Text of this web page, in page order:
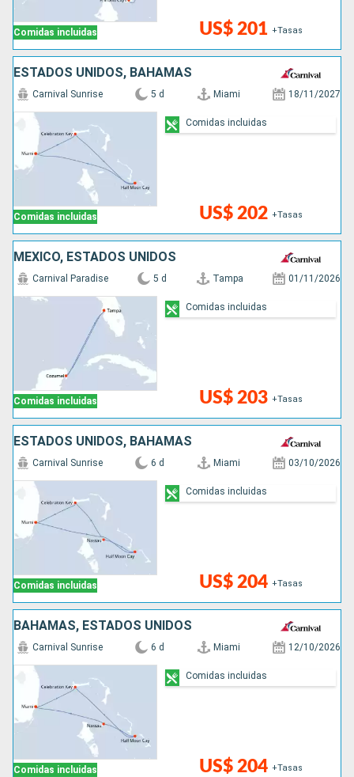
Comidas incluidas US$ 201 +Tasas
ESTADOS UNIDOS, BAHAMAS
Comidas incluidas
Carnival Sunrise 5 d Miami 18/11/2027
US$ 202 +Tasas
Comidas incluidas
MÉXICO, ESTADOS UNIDOS
Comidas incluidas
Carnival Paradise 5 d Tampa 01/11/2026
US$ 203 +Tasas
Comidas incluidas
ESTADOS UNIDOS, BAHAMAS
Comidas incluidas
Carnival Sunrise 6 d Miami 03/10/2026
US$ 204 +Tasas
Comidas incluidas
BAHAMAS, ESTADOS UNIDOS
Comidas incluidas
Carnival Sunrise 6 d Miami 12/10/2026
US$ 204 +Tasas
Comidas incluidas